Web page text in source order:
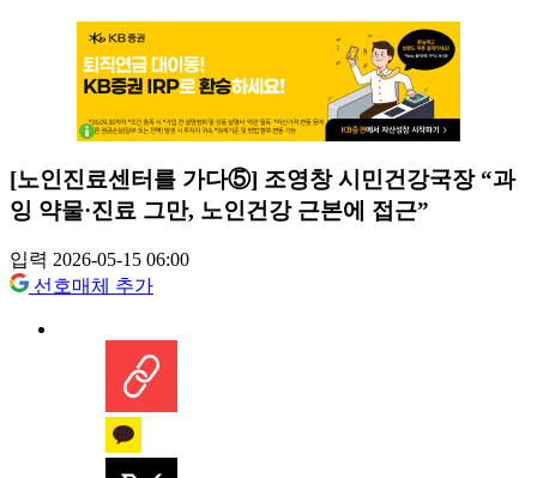
[노인진료센터를 가다⑤] 조영창 시민건강국장 “과
잉 약물·진료 그만, 노인건강 근본에 접근”
입력 2026-05-15 06:00
선호매체 추가